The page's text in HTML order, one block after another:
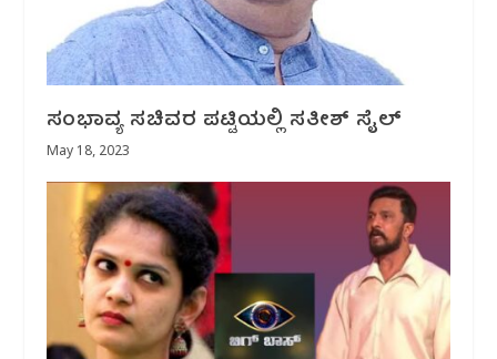
ಸಂಭಾವ್ಯ ಸಚಿವರ ಪಟ್ಟಿಯಲ್ಲಿ ಸತೀಶ್ ಸೈಲ್
May 18, 2023